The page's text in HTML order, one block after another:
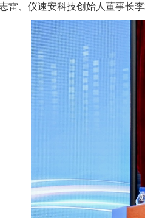
雷 仪速安科技创始人董事长